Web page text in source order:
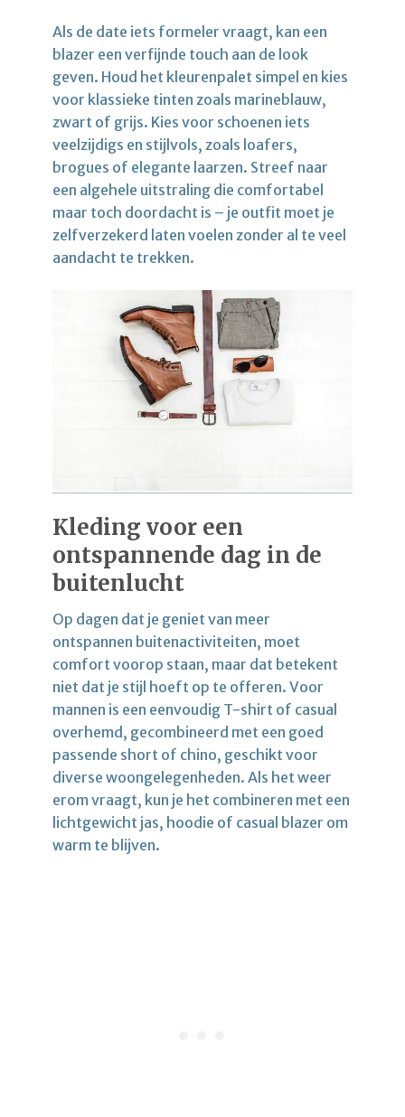
Als de date iets formeler vraagt, kan een
blazer een verfijnde touch aan de look
geven. Houd het kleurenpalet simpel en kies
voor klassieke tinten zoals marineblauw,
zwart of grijs. Kies voor schoenen iets
veelzijdigs en stijlvols, zoals loafers,
brogues of elegante laarzen. Streef naar
een algehele uitstraling die comfortabel
maar toch doordacht is – je outfit moet je
zelfverzekerd laten voelen zonder al te veel
aandacht te trekken.
Kleding voor een
ontspannende dag in de
buitenlucht
Op dagen dat je geniet van meer
ontspannen buitenactiviteiten, moet
comfort voorop staan, maar dat betekent
niet dat je stijl hoeft op te offeren. Voor
mannen is een eenvoudig T-shirt of casual
overhemd, gecombineerd met een goed
passende short of chino, geschikt voor
diverse woongelegenheden. Als het weer
erom vraagt, kun je het combineren met een
lichtgewicht jas, hoodie of casual blazer om
warm te blijven.